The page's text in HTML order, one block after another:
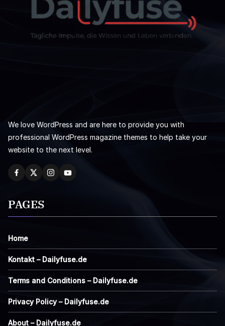
We love WordPress and are here to provide you with
professional WordPress magazine themes to help take your
website to the next level.
PAGES
Home
Kontakt – Dailyfuse.de
Terms and Conditions – Dailyfuse.de
Privacy Policy – Dailyfuse.de
About – Dailyfuse.de